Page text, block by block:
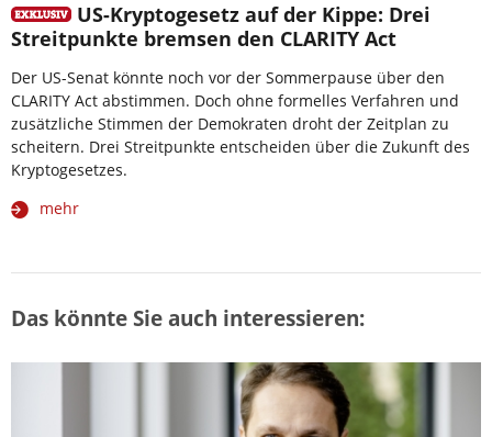
US-Kryptogesetz auf der Kippe: Drei
Streitpunkte bremsen den CLARITY Act
Der US-Senat könnte noch vor der Sommerpause über den
CLARITY Act abstimmen. Doch ohne formelles Verfahren und
zusätzliche Stimmen der Demokraten droht der Zeitplan zu
scheitern. Drei Streitpunkte entscheiden über die Zukunft des
Kryptogesetzes.
mehr
Das könnte Sie auch interessieren: